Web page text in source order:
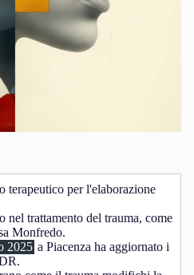
terapeutico per l'elaborazione
nel trattamento del trauma, come
Monfredo.
2025 a Piacenza ha aggiornato i